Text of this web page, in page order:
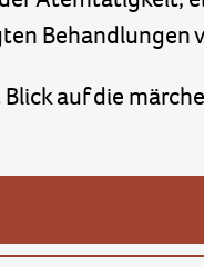
Behandlungen
auf die